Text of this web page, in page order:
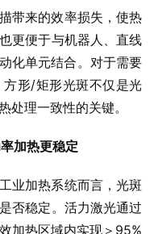
带来的效率损失，使热
更便于与机器人、直线
化单元结合。对于需要
形/矩形光斑不仅是光
处理一致性的关键。
加热更稳定
业加热系统而言，光斑
否稳定。活力激光通过
加热区域内实现＞95%